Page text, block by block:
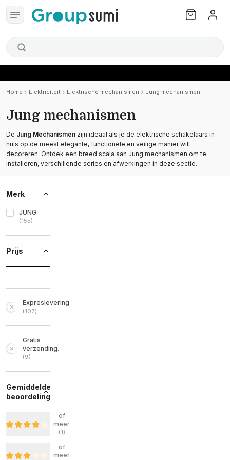
Home Elektriciteit Elektrische mechanismen Jung mechanismen
Jung mechanismen
De Jung Mechanismen zijn ideaal als je de elektrische schakelaars in
huis op de meest elegante, functionele en veilige manier wilt
decoreren. Ontdek een breed scala aan Jung mechanismen om te
installeren, verschillende series en afwerkingen in deze sectie.
Merk
JUNG
(155)
Prijs
Expreslevering
(107)
Gratis
verzending.
(9)
Gemiddelde
beoordeling
of
meer
(1)
of
meer